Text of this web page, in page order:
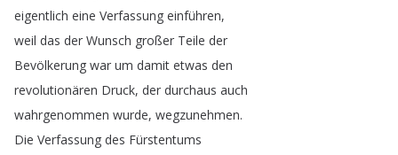
eigentlich eine Verfassung einführen,
weil das der Wunsch großer Teile der
Bevölkerung war um damit etwas den
revolutionären Druck, der durchaus auch
wahrgenommen wurde, wegzunehmen.
Die Verfassung des Fürstentums